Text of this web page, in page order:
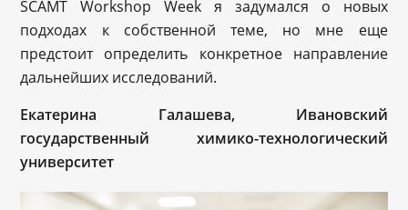
SCAMT Workshop Week я задумался о новых
подходах к собственной теме, но мне еще
предстоит определить конкретное направление
дальнейших исследований.
Екатерина Галашева, Ивановский
государственный химико-технологический
университет